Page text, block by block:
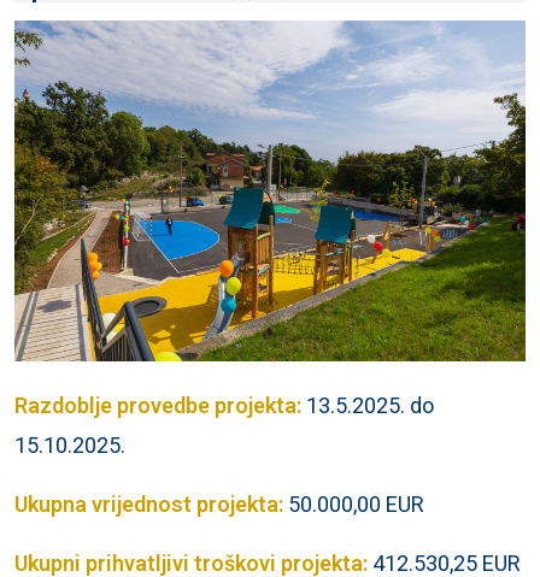
Razdoblje provedbe projekta: 13.5.2025. do
15.10.2025.
Ukupna vrijednost projekta: 50.000,00 EUR
Ukupni prihvatljivi troškovi projekta: 412.530,25 EUR